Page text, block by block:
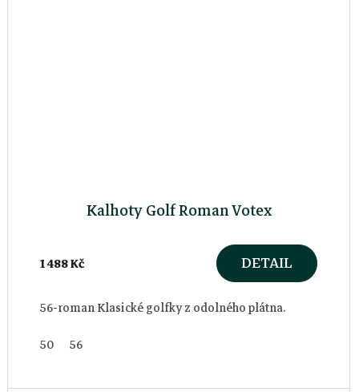
Kalhoty Golf Roman Votex
1 488 Kč DETAIL
56-roman Klasické golfky z odolného plátna.
50
56